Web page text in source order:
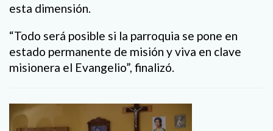
esta dimensión.
“Todo será posible si la parroquia se pone en
estado permanente de misión y viva en clave
misionera el Evangelio”, finalizó.